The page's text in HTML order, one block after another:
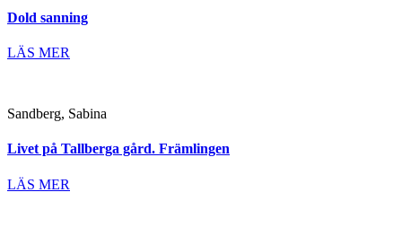
Dold sanning
LÄS MER
Sandberg, Sabina
Livet på Tallberga gård. Främlingen
LÄS MER